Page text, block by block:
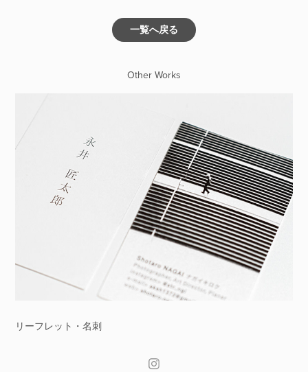
一覧へ戻る
Other Works
リーフレット・名刺